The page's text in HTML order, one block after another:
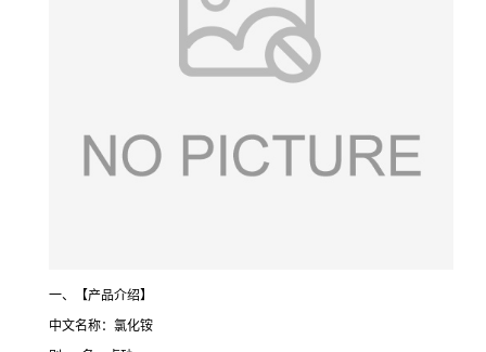
一、【产品介绍】
中文名称：氯化铵